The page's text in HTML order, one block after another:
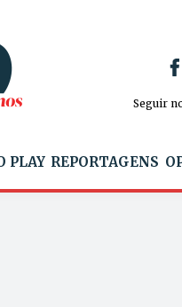
Seguir
PLAY REPORTAGENS